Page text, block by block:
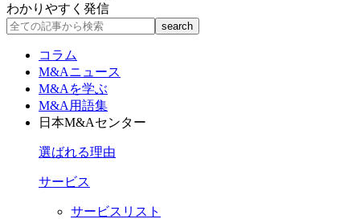
わかりやすく発信
コラム
M&Aニュース
M&Aを学ぶ
M&A用語集
日本M&Aセンター
選ばれる理由
サービス
サービスリスト